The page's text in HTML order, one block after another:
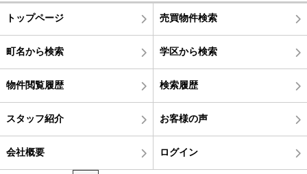
トップページ 売買物件検索
町名から検索 学区から検索
物件閲覧履歴 検索履歴
スタッフ紹介 お客様の声
会社概要 ログイン